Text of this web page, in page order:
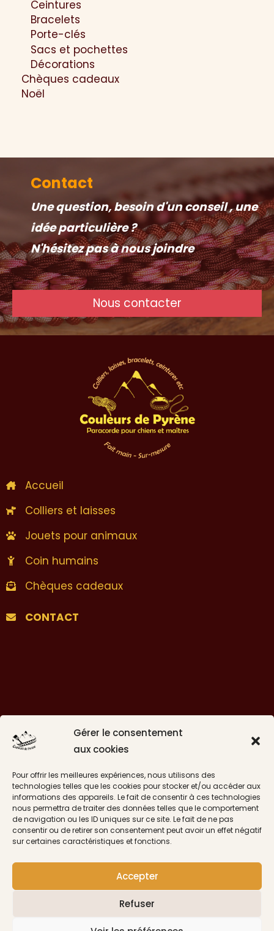
Gérer le consentement
aux cookies
Pour offrir les meilleures expériences, nous utilisons des
technologies telles que les cookies pour stocker et/ou accéder aux
informations des appareils. Le fait de consentir à ces technologies
nous permettra de traiter des données telles que le comportement
de navigation ou les ID uniques sur ce site. Le fait de ne pas
consentir ou de retirer son consentement peut avoir un effet négatif
sur certaines caractéristiques et fonctions.
Accepter
Refuser
Ceintures
Bracelets
Porte-clés
Sacs et pochettes
Décorations
Chèques cadeaux
Noël
Contact
Une question, besoin d'un conseil , une
idée particulière ?
N'hésitez pas à nous joindre
Nous contacter
Accueil
Colliers et laisses
Jouets pour animaux
Coin humains
Chèques cadeaux
CONTACT
Suivre sur Instagram
CGV
Livraisons